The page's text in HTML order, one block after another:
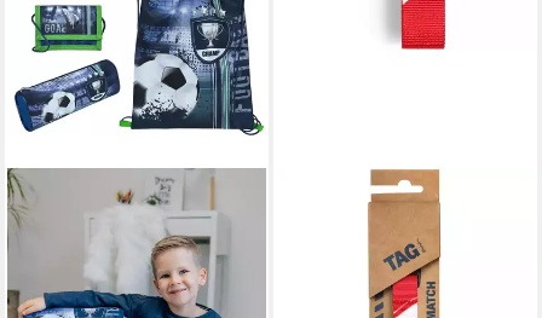
lieferbar - in 2-3 Werktagen bei dir